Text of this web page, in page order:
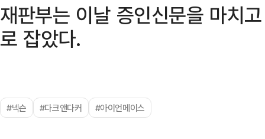
재판부는 이날 증인신문을 마치
로 잡았다.
#넥슨 #다크앤다커 #아이언메이스